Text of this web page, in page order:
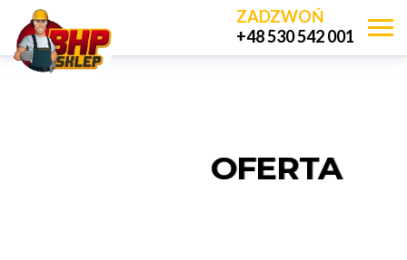
OFERTA
Sklep z odzieżą roboczą. BHP -
ZADZWOŃ
+48 530 542 001